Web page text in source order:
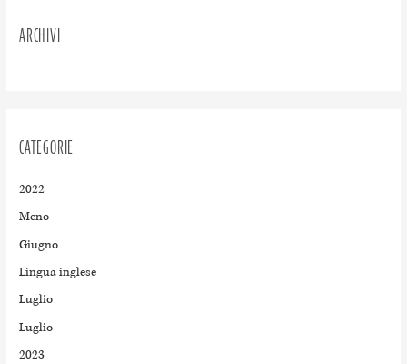
ARCHIVI
CATEGORIE
2022
Meno
Giugno
Lingua inglese
Luglio
Luglio
2023